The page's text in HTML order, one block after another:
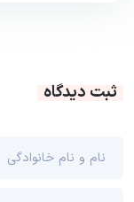
ثبت دیدگاه